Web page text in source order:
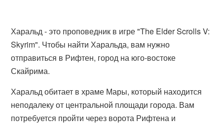
Харальд - это проповедник в игре "The Elder Scrolls V:
Skyrim". Чтобы найти Харальда, вам нужно
отправиться в Рифтен, город на юго-востоке
Скайрима.
Харальд обитает в храме Мары, который находится
неподалеку от центральной площади города. Вам
потребуется пройти через ворота Рифтена и